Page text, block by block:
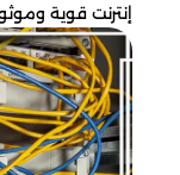
إنترنت قوية